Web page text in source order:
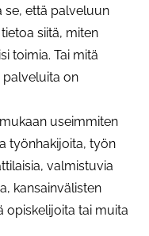
se, että palveluun
siitä, miten
toimia. Tai mitä
on
useimmiten
työnhakijoita, työn
valmistuvia
kansainvälisten
opiskelijoita tai muita